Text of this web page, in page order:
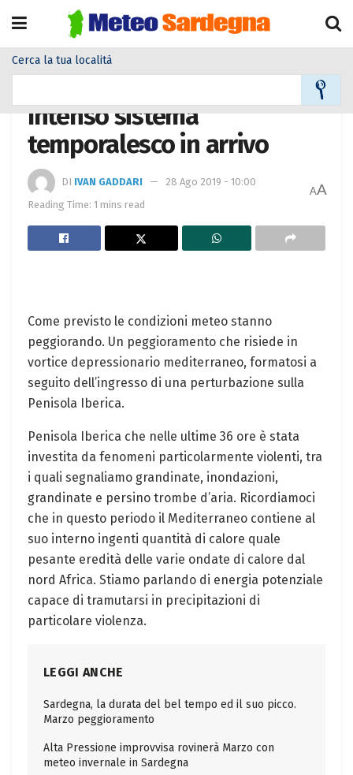
Cerca la tua località
Intenso sistema
temporalesco in arrivo
DI IVAN GADDARI
28 Ago 2019 - 10:00
Reading Time: 1 mins read
AA
Come previsto le condizioni meteo stanno
peggiorando. Un peggioramento che risiede in
vortice depressionario mediterraneo, formatosi a
seguito dell’ingresso di una perturbazione sulla
Penisola Iberica.
Penisola Iberica che nelle ultime 36 ore è stata
investita da fenomeni particolarmente violenti, tra
i quali segnaliamo grandinate, inondazioni,
grandinate e persino trombe d’aria. Ricordiamoci
che in questo periodo il Mediterraneo contiene al
suo interno ingenti quantità di calore quale
pesante eredità delle varie ondate di calore dal
nord Africa. Stiamo parlando di energia potenziale
capace di tramutarsi in precipitazioni di
particolare violenza.
LEGGI ANCHE
Sardegna, la durata del bel tempo ed il suo picco.
Marzo peggioramento
Alta Pressione improvvisa rovinerà Marzo con
meteo invernale in Sardegna